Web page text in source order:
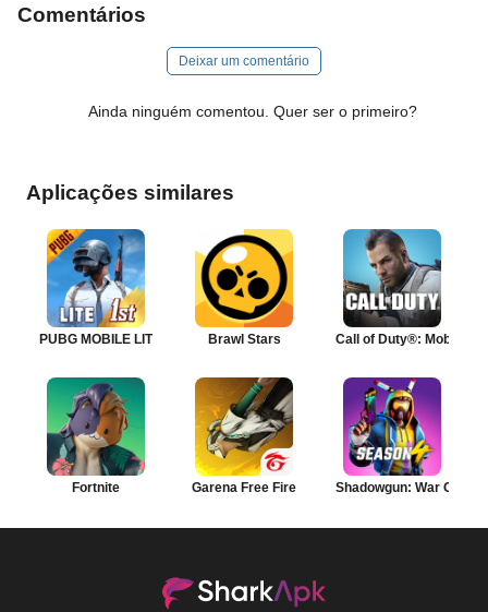
Comentários
Deixar um comentário
Ainda ninguém comentou. Quer ser o primeiro?
Aplicações similares
PUBG MOBILE LITE Brawl Stars Call of Duty®: Mobile
Fortnite Garena Free Fire Shadowgun: War Games